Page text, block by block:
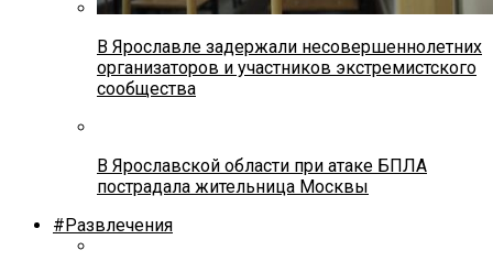
В Ярославле задержали несовершеннолетних
организаторов и участников экстремистского
сообщества
В Ярославской области при атаке БПЛА
пострадала жительница Москвы
#Развлечения